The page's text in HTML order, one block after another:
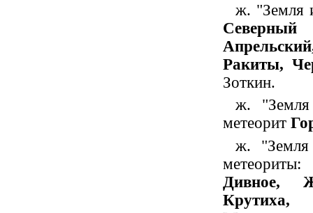
ж. "Земля
Ракиты,
Зоткин.
ж.
метеорит
ж.
метеориты:
Дивное,